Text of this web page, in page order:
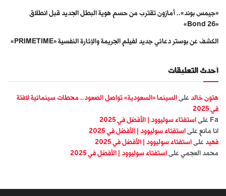
«جيمس بوند».. أمازون تقترب من حسم هوية البطل الجديد قبل انطلاق
«Bond 26»
الكشف عن بوستر دعائي جديد لفيلم الجريمة والإثارة النفسية «PRIMETIME»
أحدث التعليقات
هتون خالد على السينما «السعودية» تواصل الصعود.. محطات سينمائية لافتة
في 2025
Fa على استفتاء سوليوود | الأفضل في 2025
انا مانع على استفتاء سوليوود | الأفضل في 2025
فهيد على استفتاء سوليوود | الأفضل في 2025
محمد العجمي على استفتاء سوليوود | الأفضل في 2025